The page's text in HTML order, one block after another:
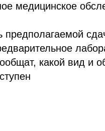
медицинское
предполагаемой
какой вид и